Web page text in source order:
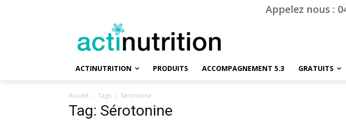
Appelez nous :
ACTINUTRITION PRODUITS ACCOMPAGNEMENT 5.3 GRATUITS
Accueil Tags Sérotonine
Tag: Sérotonine